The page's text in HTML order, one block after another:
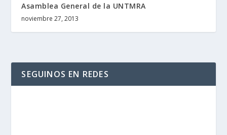
Asamblea General de la UNTMRA
noviembre 27, 2013
SEGUINOS EN REDES